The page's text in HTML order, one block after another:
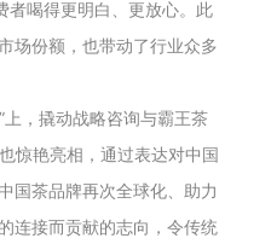
喝得更明白、更放心。此
场份额，也带动了行业众多
上，撬动战略咨询与霸王茶
惊艳亮相，通过表达对中国
国茶品牌再次全球化、助力
连接而贡献的志向，令传统